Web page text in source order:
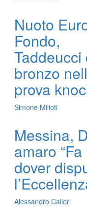
Nuoto
Fondo,
Taddeucci
bronzo
prova
Simone Milioti
Messina,
amaro
dover
Alessandro Calleri